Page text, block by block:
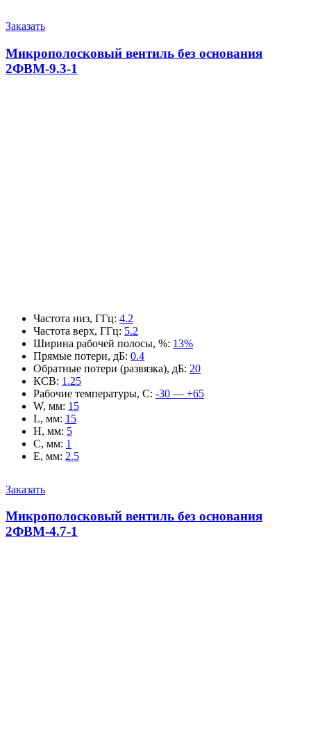
Заказать
Микрополосковый вентиль без основания
2ФВМ-9.3-1
Частота низ, ГГц: 4.2
Частота верх, ГГц: 5.2
Ширина рабочей полосы, %: 13%
Прямые потери, дБ: 0.4
Обратные потери (развязка), дБ: 20
КСВ: 1.25
Рабочие температуры, С: -30 — +65
W, мм: 15
L, мм: 15
H, мм: 5
C, мм: 1
E, мм: 2.5
Заказать
Микрополосковый вентиль без основания
2ФВМ-4.7-1